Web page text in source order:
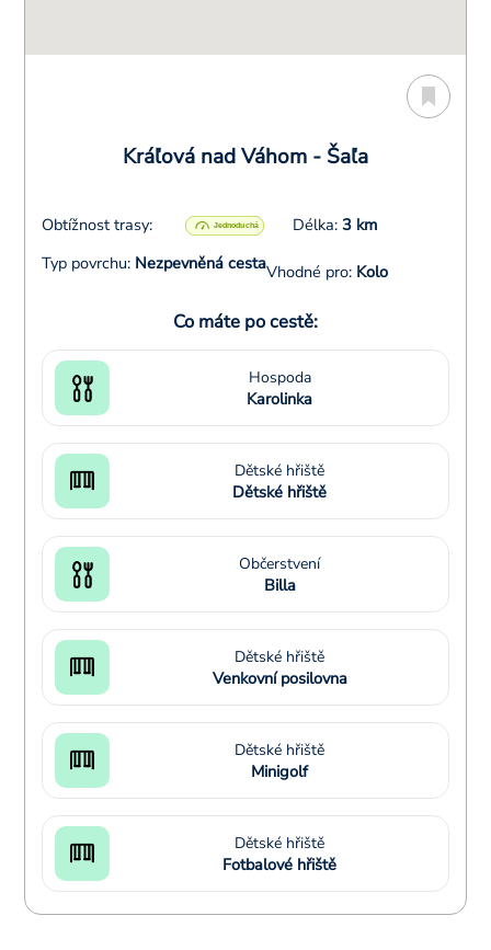
Kráľová nad Váhom - Šaľa
Obtížnost trasy: Délka: 3 km
Typ povrchu: Nezpevněná cestaVhodné pro: Kolo
Co máte po cestě:
Hospoda
Karolinka
Dětské hřiště
Dětské hřiště
Občerstvení
Billa
Dětské hřiště
Venkovní posilovna
Dětské hřiště
Minigolf
Dětské hřiště
Fotbalové hřiště